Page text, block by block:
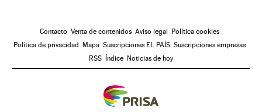
Contacto Venta de contenidos Aviso legal Política cookies
Política de privacidad Mapa Suscripciones EL PAÍS Suscripciones empresas
RSS Índice Noticias de hoy